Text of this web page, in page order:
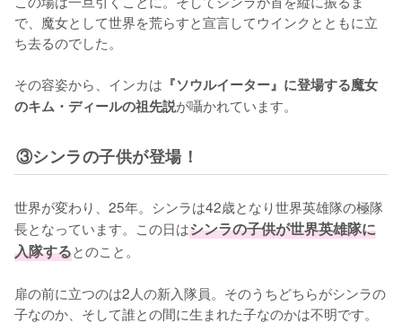
で、魔女として世界を荒らすと宣言してウインクとともに立
ち去るのでした。
その容姿から、インカは 『ソウルイーター』に登場する魔女
のキム・ディールの祖先説が囁かれています。
③シンラの子供が登場！
世界が変わり、25年。シンラは42歳となり世界英雄隊の極隊
長となっています。この日はシンラの子供が世界英雄隊に
入隊するとのこと。
扉の前に立つのは2人の新入隊員。そのうちどちらがシンラの
子なのか、そして誰との間に生まれた子なのかは不明です。